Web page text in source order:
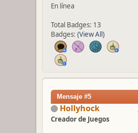
En línea
Total Badges: 13
Badges: (View All)
Mensaje #5
Hollyhock
Creador de Juegos